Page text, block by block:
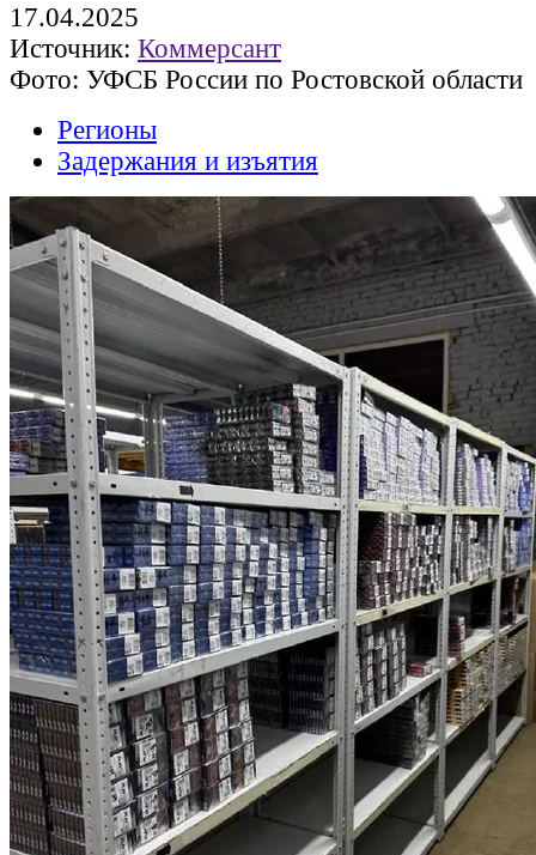
17.04.2025
Источник: Коммерсант
Фото: УФСБ России по Ростовской области
Регионы
Задержания и изъятия